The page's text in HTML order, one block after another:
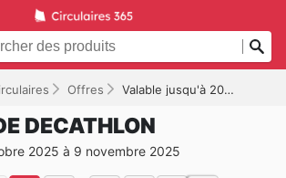
Offres Valable jusqu'à 2025-11-09
DECATHLON
2025 à 9 novembre 2025